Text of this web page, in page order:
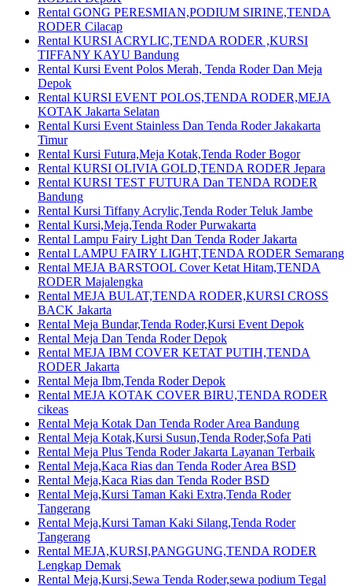
Rental GONG PERESMIAN,PODIUM SIRINE,TENDA
RODER Cilacap
Rental KURSI ACRYLIC,TENDA RODER ,KURSI
TIFFANY KAYU Bandung
Rental Kursi Event Polos Merah, Tenda Roder Dan Meja
Depok
Rental KURSI EVENT POLOS,TENDA RODER,MEJA
KOTAK Jakarta Selatan
Rental Kursi Event Stainless Dan Tenda Roder Jakakarta
Timur
Rental Kursi Futura,Meja Kotak,Tenda Roder Bogor
Rental KURSI OLIVIA GOLD,TENDA RODER Jepara
Rental KURSI TEST FUTURA Dan TENDA RODER
Bandung
Rental Kursi Tiffany Acrylic,Tenda Roder Teluk Jambe
Rental Kursi,Meja,Tenda Roder Purwakarta
Rental Lampu Fairy Light Dan Tenda Roder Jakarta
Rental LAMPU FAIRY LIGHT,TENDA RODER Semarang
Rental MEJA BARSTOOL Cover Ketat Hitam,TENDA
RODER Majalengka
Rental MEJA BULAT,TENDA RODER,KURSI CROSS
BACK Jakarta
Rental Meja Bundar,Tenda Roder,Kursi Event Depok
Rental Meja Dan Tenda Roder Depok
Rental MEJA IBM COVER KETAT PUTIH,TENDA
RODER Jakarta
Rental Meja Ibm,Tenda Roder Depok
Rental MEJA KOTAK COVER BIRU,TENDA RODER
cikeas
Rental Meja Kotak Dan Tenda Roder Area Bandung
Rental Meja Kotak,Kursi Susun,Tenda Roder,Sofa Pati
Rental Meja Plus Tenda Roder Jakarta Layanan Terbaik
Rental Meja,Kaca Rias dan Tenda Roder Area BSD
Rental Meja,Kaca Rias dan Tenda Roder BSD
Rental Meja,Kursi Taman Kaki Extra,Tenda Roder
Tangerang
Rental Meja,Kursi Taman Kaki Silang,Tenda Roder
Tangerang
Rental MEJA,KURSI,PANGGUNG,TENDA RODER
Lengkap Demak
Rental Meja,Kursi,Sewa Tenda Roder,sewa podium Tegal